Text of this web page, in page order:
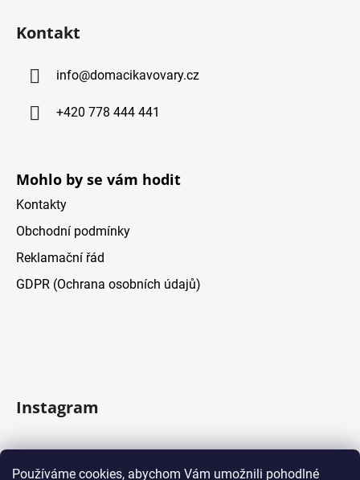
Používáme cookies, abychom Vám umožnili pohodlné
Kontakt
info@domacikavovary.cz
+420 778 444 441
Mohlo by se vám hodit
Kontakty
Obchodní podmínky
Reklamační řád
GDPR (Ochrana osobních údajů)
Instagram